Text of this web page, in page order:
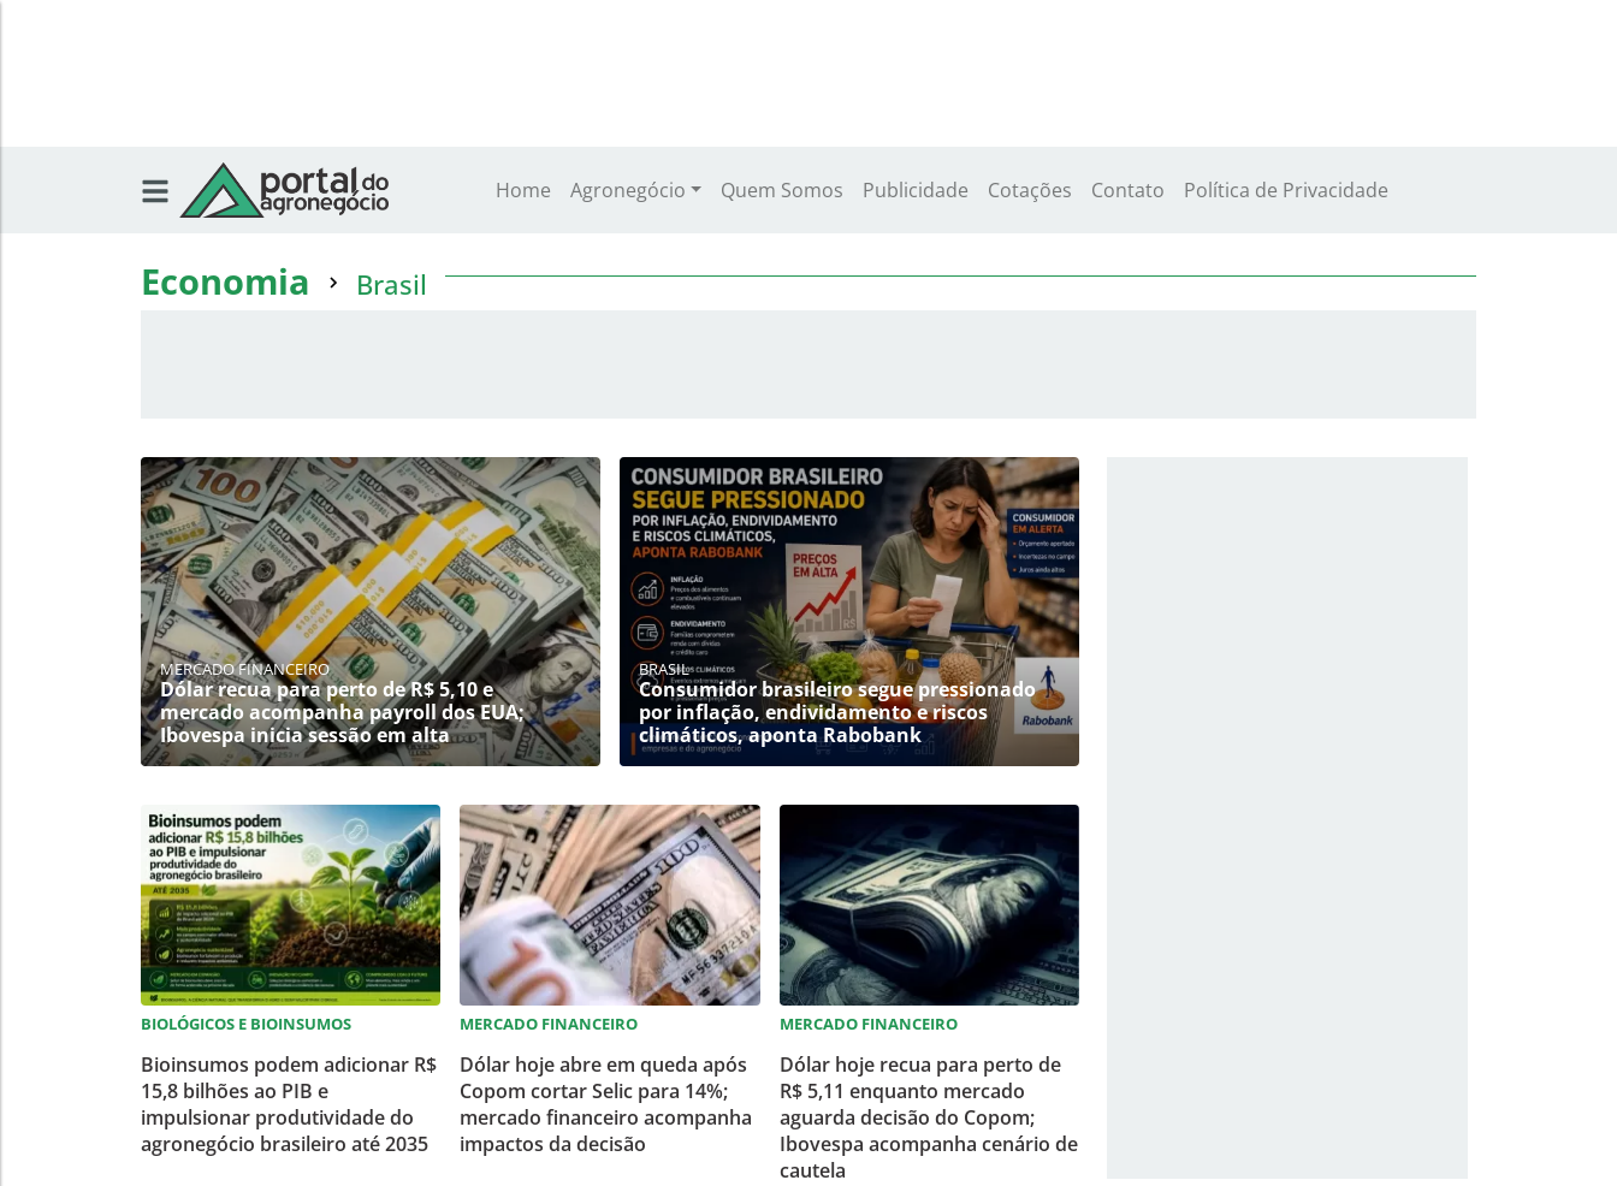
Home Agronegócio Quem Somos Publicidade Cotações Contato Política de Privacidade
Economia Brasil
MERCADO FINANCEIRO
Dólar recua para perto de R$ 5,10 e
mercado acompanha payroll dos EUA;
Ibovespa inicia sessão em alta
BRASIL
Consumidor brasileiro segue pressionado
por inflação, endividamento e riscos
climáticos, aponta Rabobank
BIOLÓGICOS E BIOINSUMOS
Bioinsumos podem adicionar R$
15,8 bilhões ao PIB e
impulsionar produtividade do
agronegócio brasileiro até 2035
MERCADO FINANCEIRO
Dólar hoje abre em queda após
Copom cortar Selic para 14%;
mercado financeiro acompanha
impactos da decisão
MERCADO FINANCEIRO
Dólar hoje recua para perto de
R$ 5,11 enquanto mercado
aguarda decisão do Copom;
Ibovespa acompanha cenário de
cautela